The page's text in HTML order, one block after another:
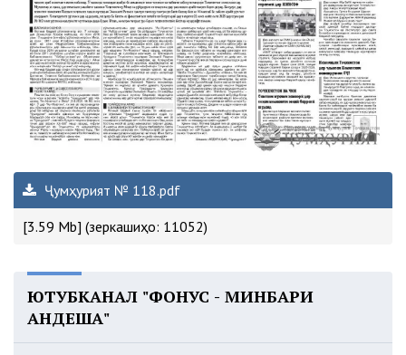
Ҷумҳурият № 118.pdf
[3.59 Mb] (зеркашиҳо: 11052)
ЮТУБКАНАЛ "ФОНУС - МИНБАРИ
АНДЕША"